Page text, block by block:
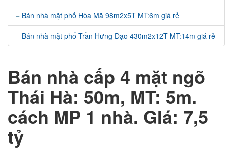
Bán nhà mặt phố Hòa Mã 98m2x5T MT:6m giá rẻ
Bán nhà mặt phố Trần Hưng Đạo 430m2x12T MT:14m giá rẻ
Bán nhà cấp 4 mặt ngõ
Thái Hà: 50m, MT: 5m.
cách MP 1 nhà. GIá: 7,5
tỷ